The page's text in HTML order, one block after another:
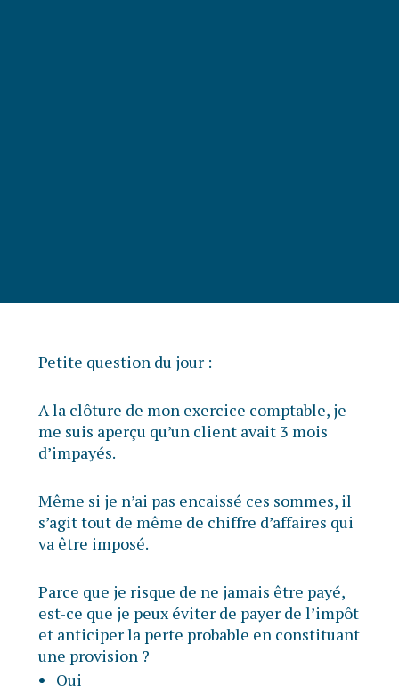
Petite question du jour :
A la clôture de mon exercice comptable, je
me suis aperçu qu’un client avait 3 mois
d’impayés.
Même si je n’ai pas encaissé ces sommes, il
s’agit tout de même de chiffre d’affaires qui
va être imposé.
Parce que je risque de ne jamais être payé,
est-ce que je peux éviter de payer de l’impôt
et anticiper la perte probable en constituant
une provision ?
Oui